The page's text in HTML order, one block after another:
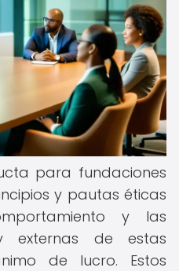
para fundaciones
y pautas éticas
y las
externas de estas
de lucro. Estos